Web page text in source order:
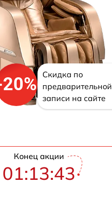
Скидка по
предварительной
записи на сайте
Конец акции
01:13:42